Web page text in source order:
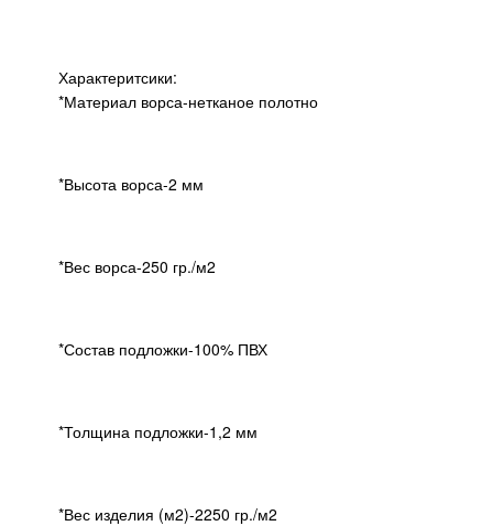
Характеритсики:
*Материал ворса-нетканое полотно
*Высота ворса-2 мм
*Вес ворса-250 гр./м2
*Состав подложки-100% ПВХ
*Толщина подложки-1,2 мм
*Вес изделия (м2)-2250 гр./м2